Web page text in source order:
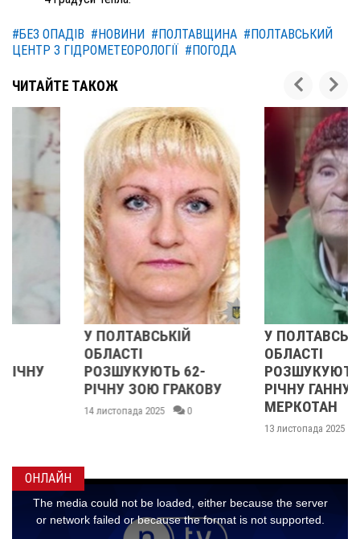
#БЕЗ ОПАДІВ #НОВИНИ #ПОЛТАВЩИНА #ПОЛТАВСЬКИЙ
ЦЕНТР З ГІДРОМЕТЕОРОЛОГІЇ #ПОГОДА
ЧИТАЙТЕ ТАКОЖ
У ПОЛТАВСЬКІЙ
РОЗШУКУЮТЬ 62-
РІЧНУ ЗОЮ ГРАКОВУ
14 листопада 2025 0
У ПОЛТАВСЬКІЙ
РОЗШУКУЮТЬ 82-
РІЧНУ ГАННУ
МЕРКОТАН
13 листопада 2025 0
ОНЛАЙН